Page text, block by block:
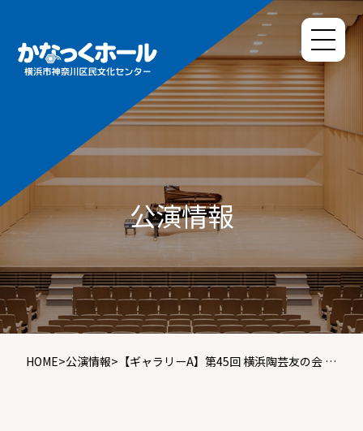
公演情報
HOME>公演情報> 【ギャラリーA】第45回 横浜陶芸友の会 作